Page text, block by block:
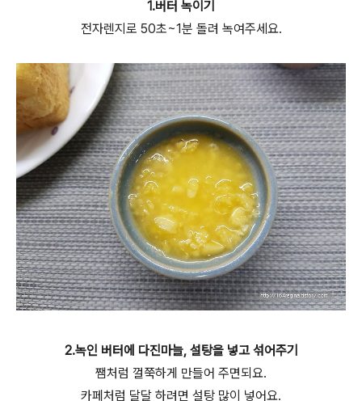
1.버터 녹이기
전자렌지로 50초~1분 돌려 녹여주세요.
2.녹인 버터에 다진마늘, 설탕을 넣고 섞어주기
쨈처럼 껄쭉하게 만들어 주면되요.
카페처럼 달달 하려면 설탕 많이 넣어요.